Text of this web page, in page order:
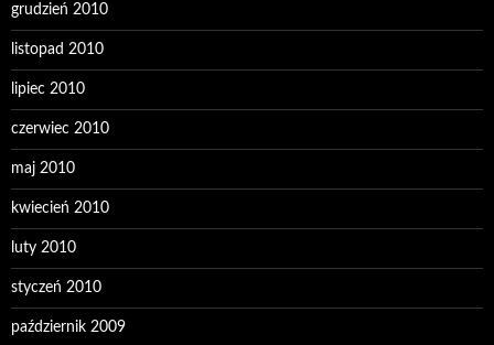
grudzień 2010
listopad 2010
lipiec 2010
czerwiec 2010
maj 2010
kwiecień 2010
luty 2010
styczeń 2010
październik 2009